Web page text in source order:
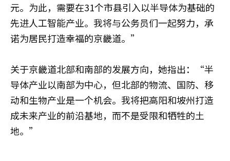
元。为此，需要在31个市县引入以半导体为基础的
先进人工智能产业。我将与公务员们一起努力，承
诺为居民打造幸福的京畿道。”
关于京畿道北部和南部的发展方向，她指出：“半
导体产业以南部为中心，但北部的物流、国防、移
动和生物产业是一个机会。我将把高阳和坡州打造
成未来产业的前沿基地，而不是受限和牺牲的土
地。”